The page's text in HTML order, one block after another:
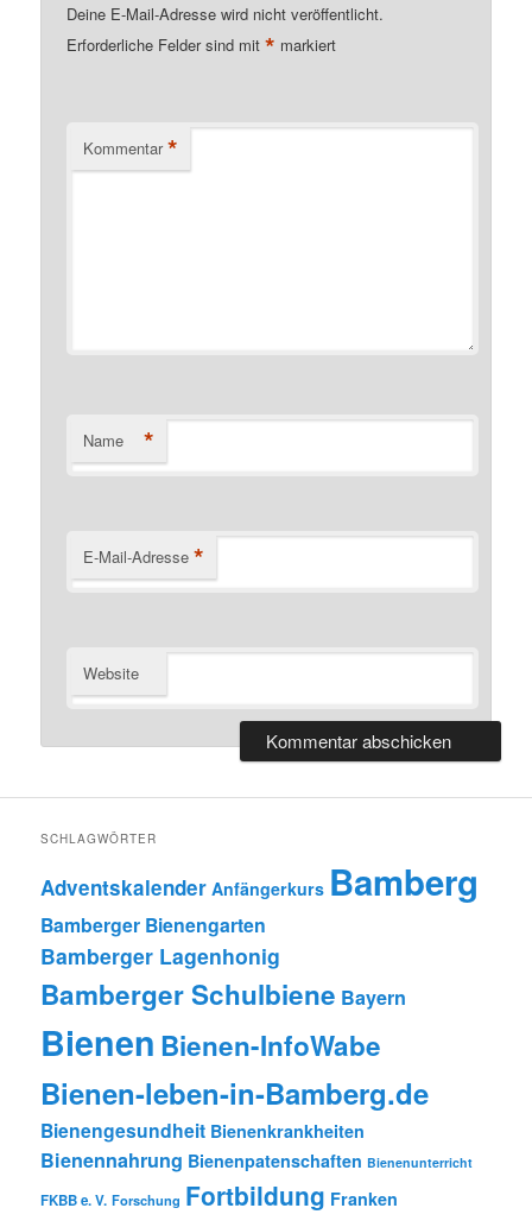
Deine E-Mail-Adresse wird nicht veröffentlicht.
Erforderliche Felder sind mit* markiert
Kommentar *
Name *
E-Mail-Adresse *
Website
SCHLAGWÖRTER
Adventskalender Anfängerkurs Bamberg
Bamberger Bienengarten
Bamberger Lagenhonig
Bamberger Schulbiene Bayern
Bienen Bienen-InfoWabe
Bienen-leben-in-Bamberg.de
Bienengesundheit Bienenkrankheiten
Bienennahrung Bienenpatenschaften Bienenunterricht
FKBB e. V. Forschung Fortbildung Franken